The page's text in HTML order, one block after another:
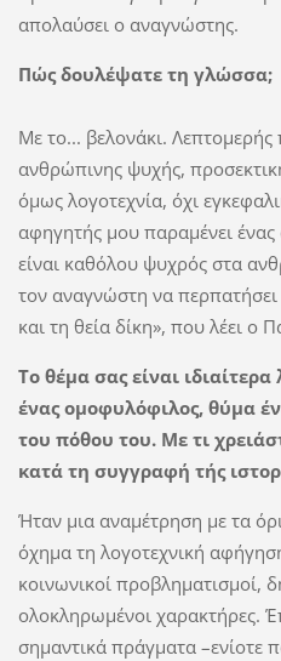
απολαύσει ο αναγνώστης.
Πώς δουλέψατε τη γλώσσα;
Με το... βελονάκι.
ανθρώπινης ψυχής,
όμως λογοτεχνία, όχι
αφηγητής μου παραμένει
είναι καθόλου ψυχρός στα
τον αναγνώστη να
και τη θεία δίκη», που λέει ο
Το θέμα σας είναι
ένας ομοφυλόφιλος, θύμα
του πόθου του. Με τι
κατά τη συγγραφή τής
Ήταν μια αναμέτρηση με τα
όχημα τη λογοτεχνική
κοινωνικοί προβληματισμοί,
ολοκληρωμένοι χαρακτήρες.
σημαντικά πράγματα –ενίοτε